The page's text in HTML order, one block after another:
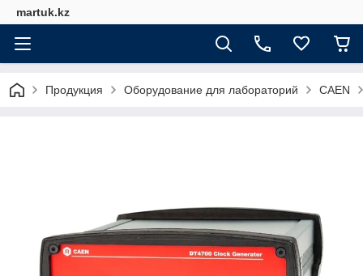
martuk.kz
Продукция Оборудование для лабораторий CAEN